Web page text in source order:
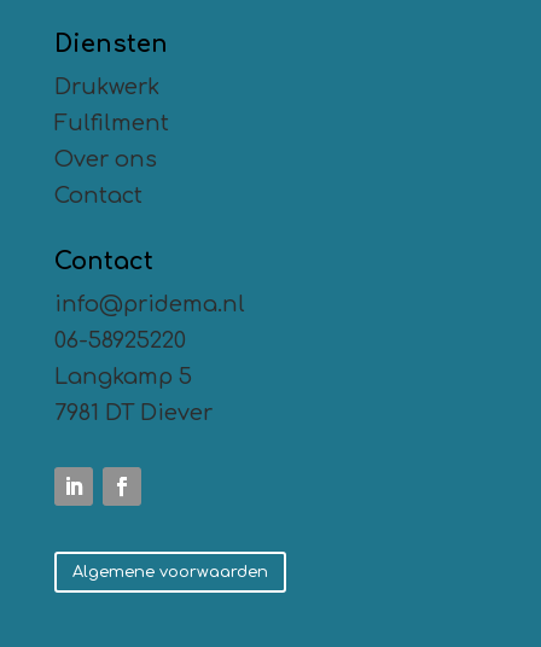
Diensten
Drukwerk
Fulfilment
Over ons
Contact
Contact
info@pridema.nl
06-58925220
Langkamp 5
7981 DT Diever
Algemene voorwaarden